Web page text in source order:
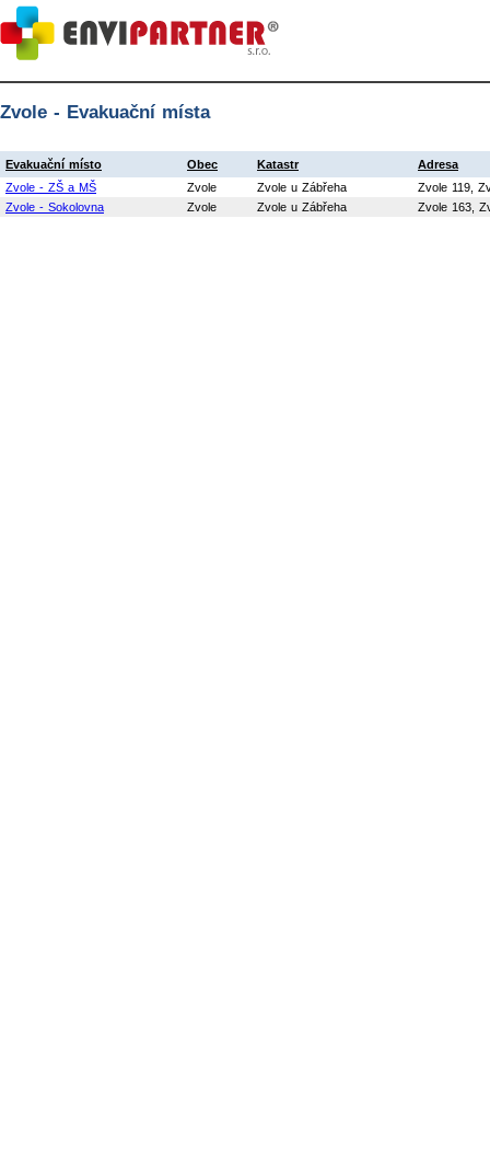
Zvole - Evakuační místa
Evakuační místo Obec Katastr
Adresa
Zvole - ZŠ a MŠ
Zvole Zvole u Zábřeha
Zvole 119,
Zvole - Sokolovna
Zvole Zvole u Zábřeha Zvole 163,